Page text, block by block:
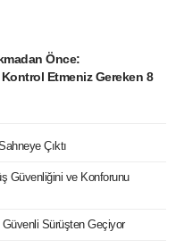
Önce:
Etmeniz Gereken 8
Çıktı
Güvenliğini ve Konforunu
Güvenli Sürüşten Geçiyor